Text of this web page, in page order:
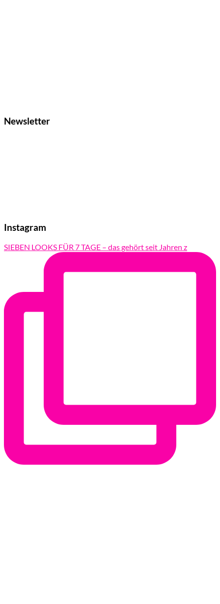
Newsletter
Instagram
SIEBEN LOOKS FÜR 7 TAGE – das gehört seit Jahren z